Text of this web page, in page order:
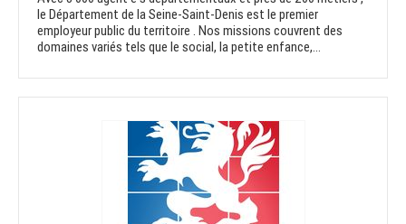
le Département de la Seine-Saint-Denis est le premier
employeur public du territoire . Nos missions couvrent des
domaines variés tels que le social, la petite enfance,...